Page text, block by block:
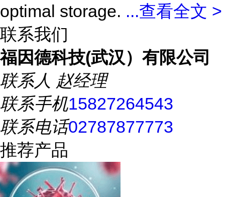
optimal storage. ...查看全文 >
联系我们
福因德科技(武汉）有限公司
联系人 赵经理
联系手机15827264543
联系电话02787877773
推荐产品